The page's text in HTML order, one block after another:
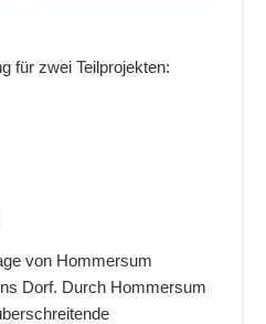
für zwei Teilprojekten:
von Hommersum
Dorf. Durch Hommersum